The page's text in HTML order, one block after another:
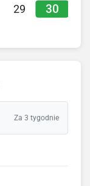
29 30
Za 3 tygodnie